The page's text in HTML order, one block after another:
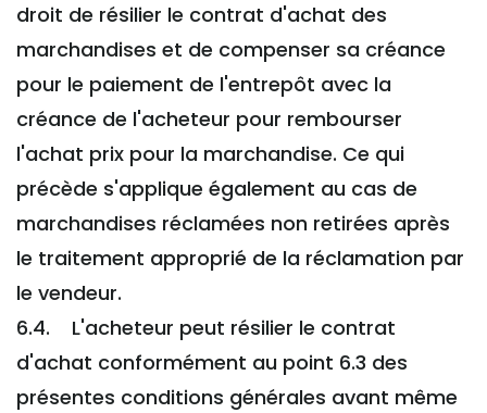
droit de résilier le contrat d'achat des
marchandises et de compenser sa créance
pour le paiement de l'entrepôt avec la
créance de l'acheteur pour rembourser
l'achat prix pour la marchandise. Ce qui
précède s'applique également au cas de
marchandises réclamées non retirées après
le traitement approprié de la réclamation par
le vendeur.
6.4. L'acheteur peut résilier le contrat
d'achat conformément au point 6.3 des
présentes conditions générales avant même